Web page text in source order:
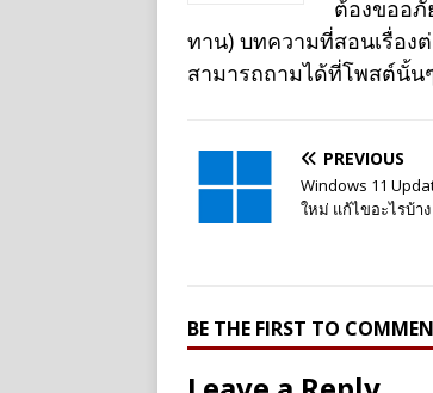
ต้องขออภั
ทาน) บทความที่สอนเรื่อง
สามารถถามได้ที่โพสต์นั้น
PREVIOUS
Windows 11
ใหม่ แก้ไขอะไรบ้าง
BE THE FIRST TO